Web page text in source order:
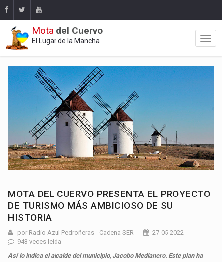
Mota del Cuervo
El Lugar de la Mancha
MOTA DEL CUERVO PRESENTA EL PROYECTO
DE TURISMO MÁS AMBICIOSO DE SU
HISTORIA
por Radio Azul Pedroñeras - Cadena SER
27-05-2022
943 veces leída
Así lo indica el alcalde del municipio, Jacobo Medianero. Este plan ha